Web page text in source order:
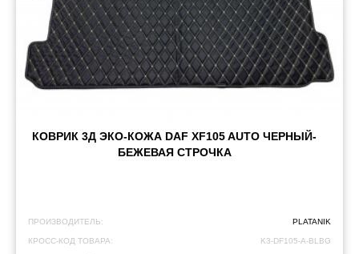
Стяжные ремни и тросы
КОВРИК 3Д ЭКО-КОЖА DAF XF105 AUTO ЧЕРНЫЙ-
БЕЖЕВАЯ СТРОЧКА
ПРОИЗВОДИТЕЛЬ: PLATANIK
КРОСС-КОД ТОВАРА: K3-DF105-A-BLBG